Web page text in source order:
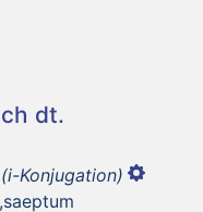
dt.
(i-Konjugation)